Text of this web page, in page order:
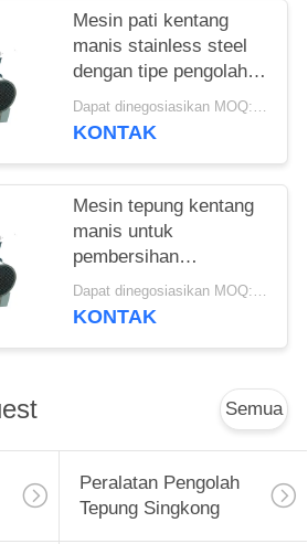
pembuatan pati
Mesin pati kentang
manis stainless steel
dengan tipe pengolahan
terus menerus dan
peralatan rasper
Dapat dinegosiasikan MOQ:1 Set
KONTAK
Mesin tepung kentang
manis untuk
pembersihan
penggilingan
pengolahan kemasan
Dapat dinegosiasikan MOQ:1 Set
KONTAK
Semua
Peralatan Pengolah
Tepung Singkong